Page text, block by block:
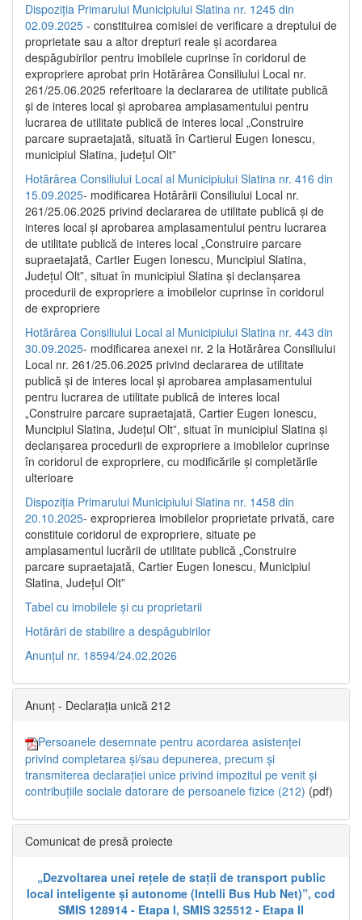
Dispoziția Primarului Municipiului Slatina nr. 1245 din
02.09.2025 - constituirea comisiei de verificare a dreptului de
proprietate sau a altor drepturi reale și acordarea
despăgubirilor pentru imobilele cuprinse în coridorul de
expropriere aprobat prin Hotărârea Consiliului Local nr.
261/25.06.2025 referitoare la declararea de utilitate publică
și de interes local și aprobarea amplasamentului pentru
lucrarea de utilitate publică de interes local „Construire
parcare supraetajată, situată în Cartierul Eugen Ionescu,
municipiul Slatina, județul Olt”
Hotărârea Consiliului Local al Municipiului Slatina nr. 416 din
15.09.2025- modificarea Hotărârii Consiliului Local nr.
261/25.06.2025 privind declararea de utilitate publică și de
interes local și aprobarea amplasamentului pentru lucrarea
de utilitate publică de interes local „Construire parcare
supraetajată, Cartier Eugen Ionescu, Muncipiul Slatina,
Județul Olt”, situat în municipiul Slatina și declanșarea
procedurii de expropriere a imobilelor cuprinse în coridorul
de expropriere
Hotărârea Consiliului Local al Municipiului Slatina nr. 443 din
30.09.2025- modificarea anexei nr. 2 la Hotărârea Consiliului
Local nr. 261/25.06.2025 privind declararea de utilitate
publică şi de interes local şi aprobarea amplasamentului
pentru lucrarea de utilitate publică de interes local
„Construire parcare supraetajată, Cartier Eugen Ionescu,
Muncipiul Slatina, Judeţul Olt”, situat în municipiul Slatina şi
declanşarea procedurii de expropriere a imobilelor cuprinse
în coridorul de expropriere, cu modificările şi completările
ulterioare
Dispoziția Primarului Municipiului Slatina nr. 1458 din
20.10.2025- exproprierea imobilelor proprietate privată, care
constituie coridorul de expropriere, situate pe
amplasamentul lucrării de utilitate publică „Construire
parcare supraetajată, Cartier Eugen Ionescu, Municipiul
Slatina, Județul Olt”
Tabel cu imobilele și cu proprietarii
Hotărâri de stabilire a despăgubirilor
Anunțul nr. 18594/24.02.2026
Anunț - Declarația unică 212
Persoanele desemnate pentru acordarea asistenței
privind completarea și/sau depunerea, precum și
transmiterea declarației unice privind impozitul pe venit și
contribuțiile sociale datorare de persoanele fizice (212) (pdf)
Comunicat de presă proiecte
„Dezvoltarea unei rețele de stații de transport public
local inteligente și autonome (Intelli Bus Hub Net)”, cod
SMIS 128914 - Etapa I, SMIS 325512 - Etapa II